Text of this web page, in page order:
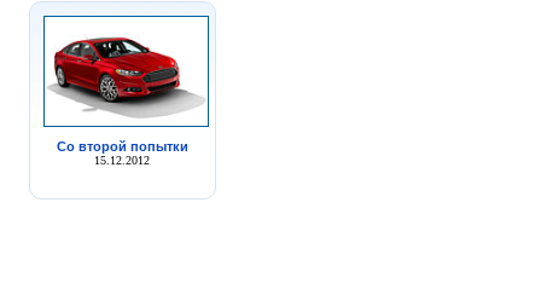
Со второй попытки
15.12.2012